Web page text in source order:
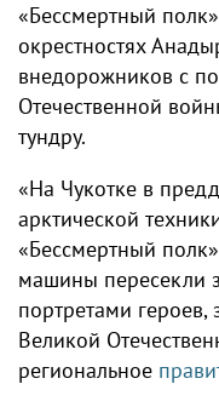
«Бессмертный
окрестностях
внедорожников с
Отечественной
тундру.
«На Чукотке в
арктической
«Бессмертный
машины пересекли
портретами
Великой
региональное